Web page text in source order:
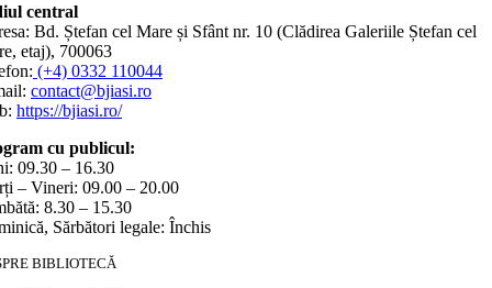
central
Bd. Ștefan cel Mare și Sfânt nr. 10 (Clădirea Galeriile Ștefan cel
etaj), 700063
(+4) 0332 110044
contact@bjiasi.ro
https://bjiasi.ro/
cu publicul:
09.30 – 16.30
– Vineri: 09.00 – 20.00
8.30 – 15.30
Sărbători legale: Închis
BIBLIOTECĂ